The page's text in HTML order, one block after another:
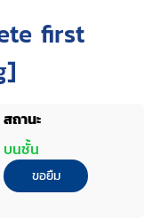
first
สถานะ
บนชั้น
ขอยืม